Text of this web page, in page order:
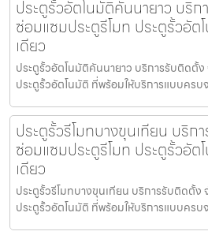
ประตูรั้วอัตโนมัติคันนายาว บริ
ซ่อมแซมประตูรีโมท ประตูรั้วอั
เดียว
ประตูรั้วอัตโนมัติคันนายาว บริการรับติดตั้ง
ประตูรั้วอัตโนมัติ ที่พร้อมให้บริการแบบครบ
ประตูรั้วรีโมทบางขุนเทียน บริก
ซ่อมแซมประตูรีโมท ประตูรั้วอั
เดียว
ประตูรั้วรีโมทบางขุนเทียน บริการรับติดตั้ง
ประตูรั้วอัตโนมัติ ที่พร้อมให้บริการแบบครบ